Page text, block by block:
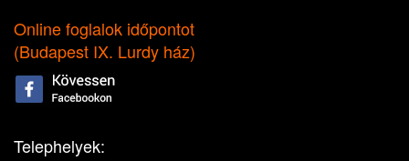
Online foglalok időpontot
(Budapest IX. Lurdy ház)
Telephelyek: